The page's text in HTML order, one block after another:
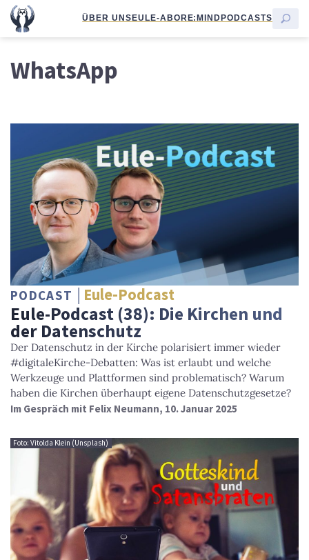
ÜBER UNSEULE-ABORE:MINDPODCASTS
WhatsApp
PODCAST Eule-Podcast
Eule-Podcast (38): Die Kirchen und
der Datenschutz
Der Datenschutz in der Kirche polarisiert immer wieder
#digitaleKirche-Debatten: Was ist erlaubt und welche
Werkzeuge und Plattformen sind problematisch? Warum
haben die Kirchen überhaupt eigene Datenschutzgesetze?
Im Gespräch mit Felix Neumann, 10. Januar 2025
Foto: Vitolda Klein (Unsplash)